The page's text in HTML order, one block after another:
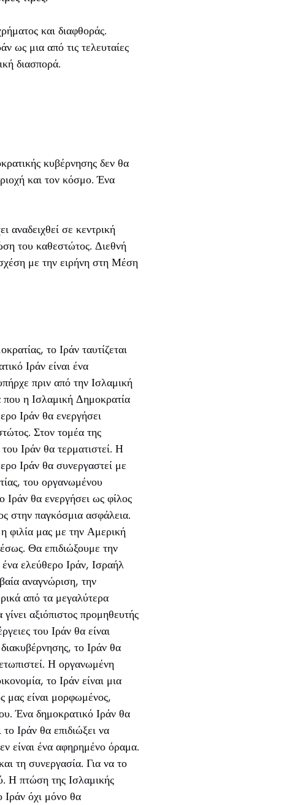
και διαφθοράς.
ως μια από τις τελευταίες
διασπορά.
κυβέρνησης δεν θα
και τον κόσμο. Ένα
σε κεντρική
του καθεστώτος. Διεθνή
με την ειρήνη στη Μέση
το Ιράν ταυτίζεται
Ιράν είναι ένα
πριν από την Ισλαμική
που η Ισλαμική Δημοκρατία
Ιράν θα ενεργήσει
Στον τομέα της
Ιράν θα τερματιστεί. Η
Ιράν θα συνεργαστεί με
του οργανωμένου
Ιράν θα ενεργήσει ως φίλος
στην παγκόσμια ασφάλεια.
φιλία μας με την Αμερική
Θα επιδιώξουμε την
ελεύθερο Ιράν, Ισραήλ
αναγνώριση, την
από τα μεγαλύτερα
αξιόπιστος προμηθευτής
του Ιράν θα είναι
το Ιράν θα
Η οργανωμένη
το Ιράν είναι μια
μας είναι μορφωμένος,
Ένα δημοκρατικό Ιράν θα
Ιράν θα επιδιώξει να
είναι ένα αφηρημένο όραμα.
τη συνεργασία. Για να το
Η πτώση της Ισλαμικής
Ιράν όχι μόνο θα